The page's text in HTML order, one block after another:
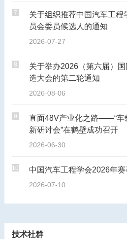
7
关于组织推荐中国汽车工程
员会委员候选人的通知
2026-07-27
8
关于举办2026（第六届）
造大会的第二轮通知
2026-08-06
9
直面48V产业化之路——“车
新研讨会”在鹤壁成功召开
2026-06-30
10 中国汽车工程学会2026年
2026-07-10
技术社群